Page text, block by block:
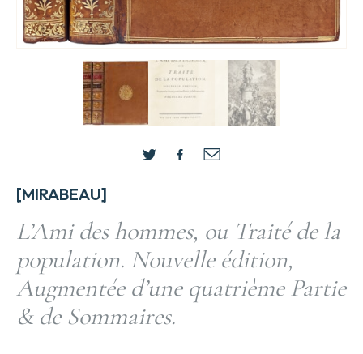
[MIRABEAU]
L’Ami des hommes, ou Traité de la
population. Nouvelle édition,
Augmentée d’une quatrième Partie
& de Sommaires.